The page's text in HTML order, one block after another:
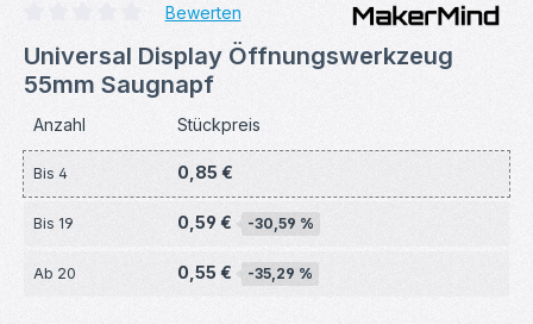
Bewerten
Universal Display Öffnungswerkzeug
55mm Saugnapf
Anzahl Stückpreis
Bis 4 0,85 €
Bis 19 0,59 € -30,59 %
Ab 20 0,55 € -35,29 %